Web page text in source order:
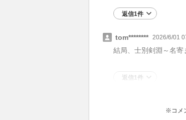
返信1件
tom******** 2026/6/01
結局、士別剣淵～名寄
返信1件
※コメ